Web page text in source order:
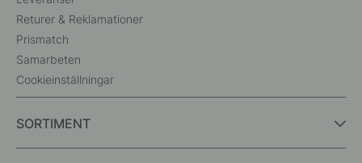
Returer & Reklamationer
Prismatch
Samarbeten
Cookieinställningar
SORTIMENT